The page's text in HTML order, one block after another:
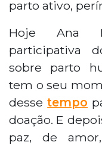
parto ativo,
Hoje Ana
participativa
sobre parto
tem o seu
dessetempo
doação. E
paz, de